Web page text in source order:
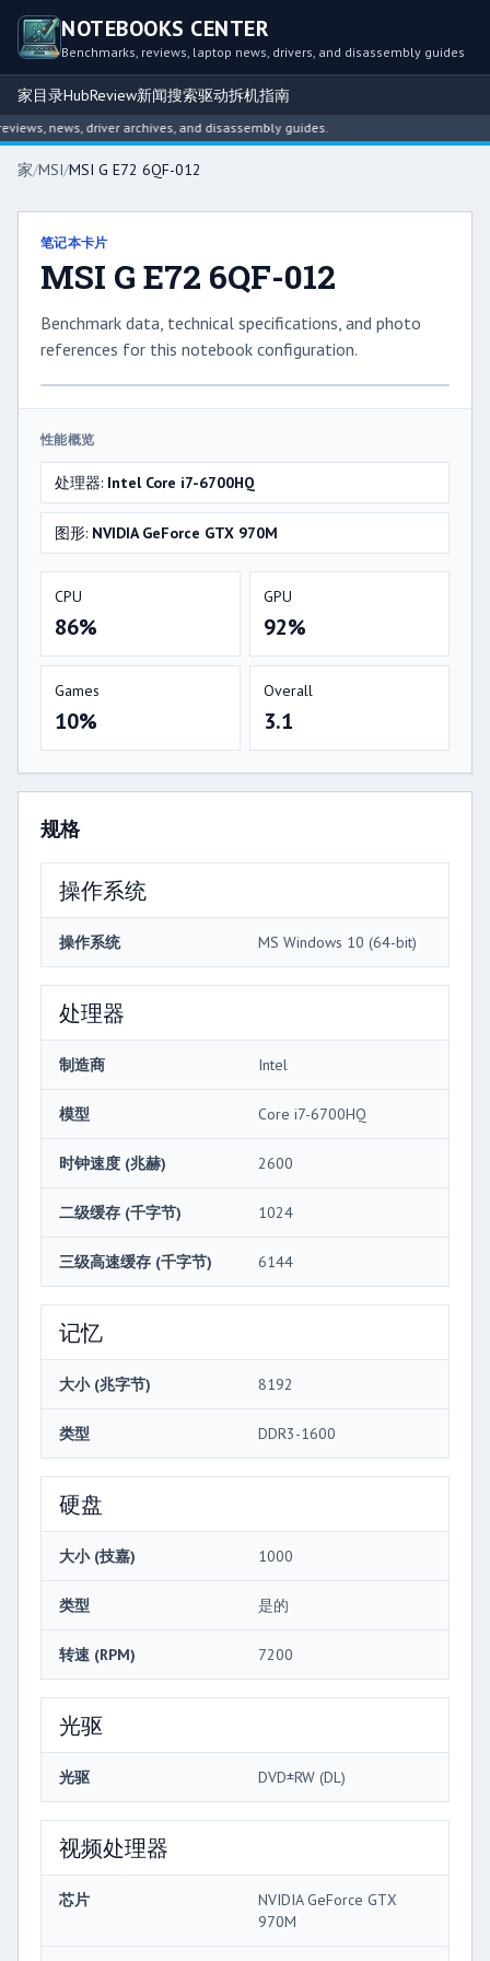
NOTEBOOKS CENTER
Benchmarks, reviews, laptop news, drivers, and disassembly guides
家目录HubReview新闻搜索驱动拆机指南
news, driver archives, and disassembly guides.
家/MSI/MSI G E72 6QF-012
笔记本卡片
MSI G E72 6QF-012
Benchmark data, technical specifications, and photo
references for this notebook configuration.
性能概览
处理器: Intel Core i7-6700HQ
图形: NVIDIA GeForce GTX 970M
CPU
86%
GPU
92%
Games
10%
Overall
3.1
规格
操作系统
操作系统 MS Windows 10 (64-bit)
处理器
制造商 Intel
模型 Core i7-6700HQ
时钟速度 (兆赫) 2600
二级缓存 (千字节) 1024
三级高速缓存 (千字节) 6144
记忆
大小 (兆字节) 8192
类型 DDR3-1600
硬盘
大小 (技嘉) 1000
类型 是的
转速 (RPM) 7200
光驱
光驱 DVD±RW (DL)
视频处理器
芯片
NVIDIA GeForce GTX
970M